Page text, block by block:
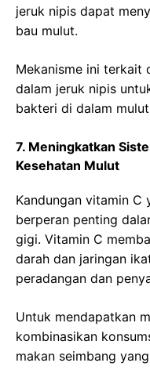
jeruk nipis dapat
bau mulut.
Mekanisme ini terkait
dalam jeruk nipis
bakteri di dalam
7. Meningkatkan
Kesehatan Mulut
Kandungan vitamin
berperan penting
gigi. Vitamin C
darah dan jaringan
peradangan dan
Untuk mendapatkan
kombinasikan
makan seimbang